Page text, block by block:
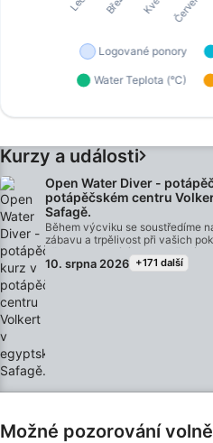
Kurzy a události
Open Water Diver -
potápěčském centru
Safagě.
Během výcviku se soustředíme
zábavu a trpělivost při vašich
německy mluvící instruktoři vás
lehkostí, abyste během kurzu
10. srpna 2026 +171 další
Možné pozorování